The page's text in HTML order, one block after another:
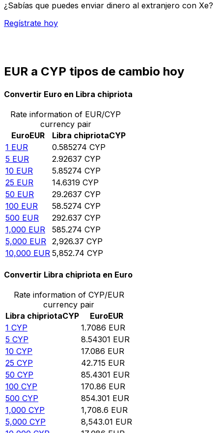
¿Sabías que puedes enviar dinero al extranjero con Xe?
Regístrate hoy
EUR a CYP tipos de cambio hoy
Convertir Euro en Libra chipriota
Rate information of EUR/CYP
currency pair
EuroEUR Libra chipriotaCYP
1 EUR 0.585274 CYP
5 EUR 2.92637 CYP
10 EUR 5.85274 CYP
25 EUR 14.6319 CYP
50 EUR 29.2637 CYP
100 EUR 58.5274 CYP
500 EUR 292.637 CYP
1,000 EUR 585.274 CYP
5,000 EUR 2,926.37 CYP
10,000 EUR 5,852.74 CYP
Convertir Libra chipriota en Euro
Rate information of CYP/EUR
currency pair
Libra chipriotaCYP EuroEUR
1 CYP 1.7086 EUR
5 CYP 8.54301 EUR
10 CYP 17.086 EUR
25 CYP 42.715 EUR
50 CYP 85.4301 EUR
100 CYP 170.86 EUR
500 CYP 854.301 EUR
1,000 CYP 1,708.6 EUR
5,000 CYP 8,543.01 EUR